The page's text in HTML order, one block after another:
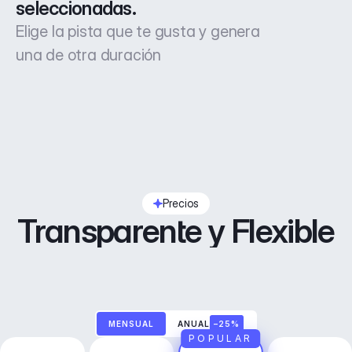
seleccionadas.
Elige la pista que te gusta y genera
una de otra duración
Precios
Transparente y Flexible
MENSUAL ANUAL –25%
POPULAR